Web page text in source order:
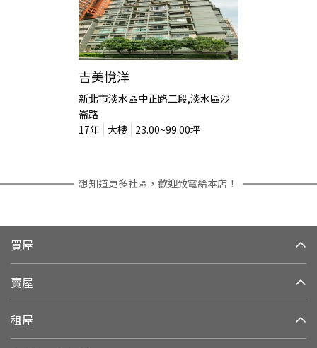
吉美悅洋
新北市淡水區中正路二段,淡水區沙
崙路
17年 大樓 23.00~99.00坪
想知道更多社區，歡迎致電給本店！
買屋
賣屋
租屋